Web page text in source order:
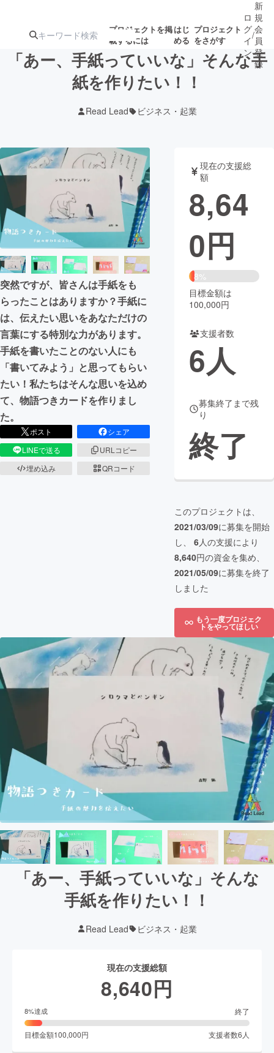
プロジェクトを掲
載するには
はじ
める
プロジェクト
をさがす
ジェクト
募集終了が近いプ
ロジェクト
アート・写真 音楽
テクノロジー・ガジェット ゲーム・サ
映像・映画 書籍・雑誌
ビジネス・起業 チャレンジ
まちづくり・地域活性化
CAMPFIRE for Social Good
CAMPFIRE Creation
CAMPFIREふるさと納税
コミュニティ
ロ
グ
イ
ン
/
新
規
会
員
登
録
「あー、手紙っていいな」そんな手
紙を作りたい！！
Read Lead ビジネス・起業
突然ですが、皆さんは手紙をも
らったことはありますか？手紙に
は、伝えたい思いをあなただけの
言葉にする特別な力があります。
手紙を書いたことのない人にも
「書いてみよう」と思ってもらい
たい！私たちはそんな思いを込め
て、物語つきカードを作りまし
た。
ポスト
シェア
LINEで送る
URLコピー
埋め込み
QRコード
現在の支援総
額
8,64
0円
8%
目標金額は
100,000円
支援者数
6人
募集終了まで残
り
終了
このプロジェクトは、
2021/03/09に募集を開始
し、 6人の支援により
8,640円の資金を集め、
2021/05/09に募集を終了
しました
もう一度プロジェク
トをやってほしい
「あー、手紙っていいな」そんな
手紙を作りたい！！
Read Lead ビジネス・起業
現在の支援総額
8,640円
8%達成 終了
目標金額100,000円 支援者数6 人